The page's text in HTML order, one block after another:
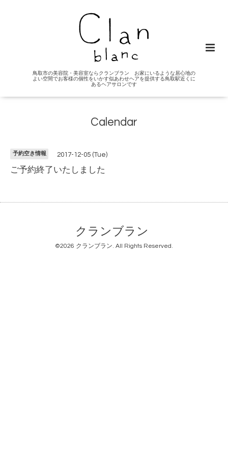
鳥取市の美容院・美容室ならクランブラン お家にいるような居心地の
よい空間でお客様の個性をいかす似あわせヘアを提供する鳥取駅近くに
あるヘアサロンです
Calendar
予約空き情報 2017-12-05 (Tue)
ご予約終了いたしました
クランブラン
©2026 クランブラン. All Rights Reserved.